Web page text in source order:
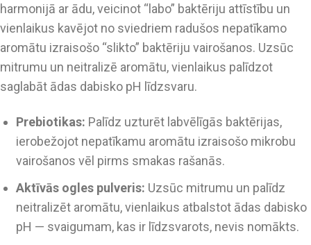
harmonijā ar ādu, veicinot “labo” baktēriju attīstību un
vienlaikus kavējot no sviedriem radušos nepatīkamo
aromātu izraisošo “slikto” baktēriju vairošanos. Uzsūc
mitrumu un neitralizē aromātu, vienlaikus palīdzot
saglabāt ādas dabisko pH līdzsvaru.
Prebiotikas: Palīdz uzturēt labvēlīgās baktērijas,
ierobežojot nepatīkamu aromātu izraisošo mikrobu
vairošanos vēl pirms smakas rašanās.
Aktīvās ogles pulveris: Uzsūc mitrumu un palīdz
neitralizēt aromātu, vienlaikus atbalstot ādas dabisko
pH — svaigumam, kas ir līdzsvarots, nevis nomākts.